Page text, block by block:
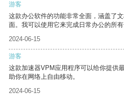
游客
这款办公软件的功能非常全面，涵盖了
面。我可以使用它来完成日常办公的所有
2024-06-15
游客
这款加速器VPM应用程序可以给你提供
助你在网络上自由移动。
2024-06-15